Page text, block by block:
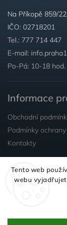
Tento web
webu
Na Příkopě 859/
IČO: 02718201
Tel.: 777 714 447
E-mail:
Po-Pá: 10-18 hod.
Informace
Obchodní
Podmínky
Kontakty
Sledujte nás